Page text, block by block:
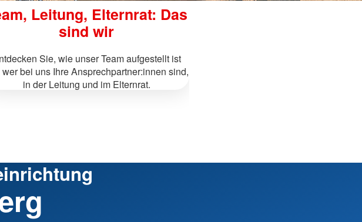
Leitung, Elternrat: Das
sind wir
Sie, wie unser Team aufgestellt ist
wer bei uns Ihre Ansprechpartner:innen sind,
in der Leitung und im Elternrat.